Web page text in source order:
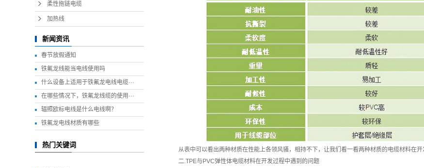
柔性拖链电缆
加热线
新闻资讯
春节放假通知
铁氟龙线能当电线使用吗
什么设备上适用于铁氟龙电线电缆···
在哪些情况下，铁氟龙线缆的使用···
辐照欧标电线是什么电线啊？
铁氟龙电线材质有哪些
热门关键词
从表中可以看出两种材质在性能上各领风骚，相持不下，让我们看一看两种材质的电缆材料在开
二.TPE与PVC弹性体电缆材料在开发过程中遇到的问题